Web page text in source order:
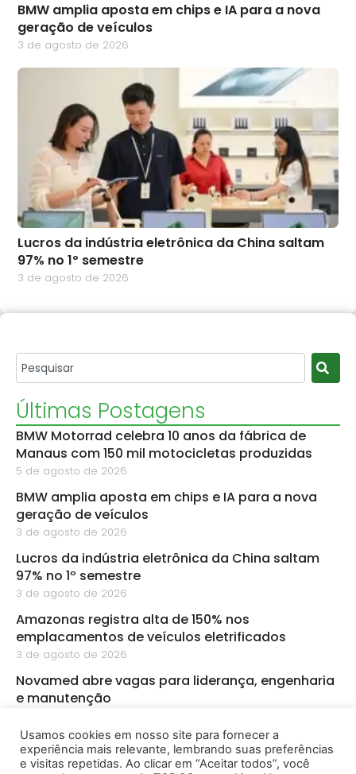
BMW amplia aposta em chips e IA para a nova
geração de veículos
3 de agosto de 2026
Lucros da indústria eletrônica da China saltam
97% no 1º semestre
3 de agosto de 2026
Últimas Postagens
BMW Motorrad celebra 10 anos da fábrica de
Manaus com 150 mil motocicletas produzidas
5 de agosto de 2026
BMW amplia aposta em chips e IA para a nova
geração de veículos
3 de agosto de 2026
Lucros da indústria eletrônica da China saltam
97% no 1º semestre
3 de agosto de 2026
Amazonas registra alta de 150% nos
emplacamentos de veículos eletrificados
3 de agosto de 2026
Novamed abre vagas para liderança, engenharia
e manutenção
PMZ abre sete vagas de emprego para diferentes
áreas em Manaus
Usamos cookies em nosso site para fornecer a
experiência mais relevante, lembrando suas preferências
e visitas repetidas. Ao clicar em “Aceitar todos”, você